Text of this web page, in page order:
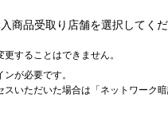
商品受取り店舗を選択してくだ
することはできません。
が必要です。
スいただいた場合は「ネットワーク